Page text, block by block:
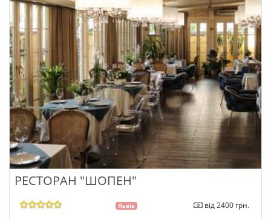
РЕСТОРАН "ШОПЕН"
Львів від 2400 грн.